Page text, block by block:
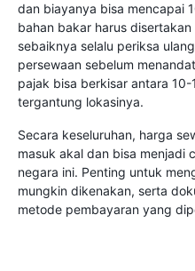
dan biayanya bisa mencapai
bahan bakar harus
sebaiknya selalu periksa
persewaan sebelum
pajak bisa berkisar antara 10-
tergantung lokasinya.
Secara keseluruhan, harga
masuk akal dan bisa menjadi
negara ini. Penting untuk
mungkin dikenakan, serta
metode pembayaran yang